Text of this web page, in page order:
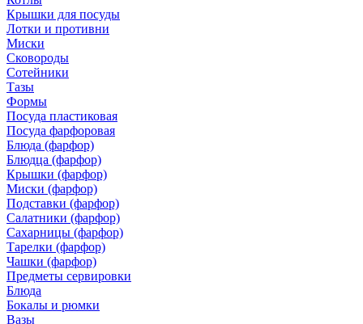
Крышки для посуды
Лотки и противни
Миски
Сковороды
Сотейники
Тазы
Формы
Посуда пластиковая
Посуда фарфоровая
Блюда (фарфор)
Блюдца (фарфор)
Крышки (фарфор)
Миски (фарфор)
Подставки (фарфор)
Салатники (фарфор)
Сахарницы (фарфор)
Тарелки (фарфор)
Чашки (фарфор)
Предметы сервировки
Блюда
Бокалы и рюмки
Вазы